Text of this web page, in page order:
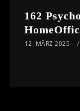
162
12. MÄRZ 2025